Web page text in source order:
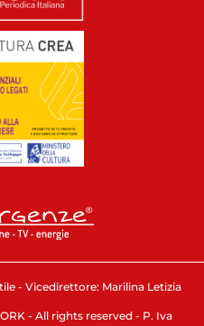
- Vicedirettore: Marilina Letizia
- All rights reserved - P. Iva